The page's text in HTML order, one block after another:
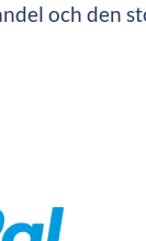
och den